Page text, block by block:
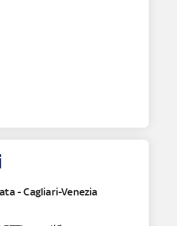
- Cagliari-Venezia